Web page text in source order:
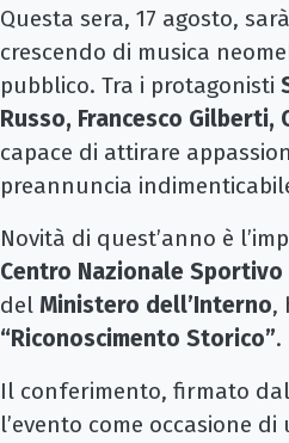
Questa sera, 17 agosto,
crescendo di musica
pubblico. Tra i protagonisti
Russo, Francesco
capace di attirare
preannuncia
Novità di quest’anno è
Centro Nazionale
del Ministero dell’Interno,
“Riconoscimento Storico”.
Il conferimento, firmato
l’evento come occasione